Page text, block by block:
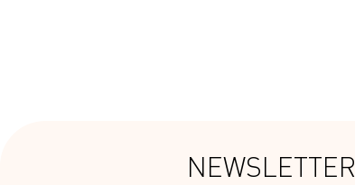
NEWSLETTER